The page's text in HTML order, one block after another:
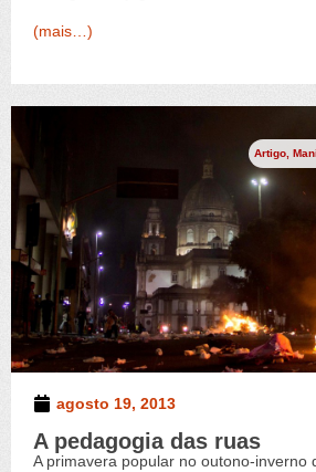
(mais…)
Artigo,
agosto 19, 2013
A pedagogia das ruas
A primavera popular no outono-inverno